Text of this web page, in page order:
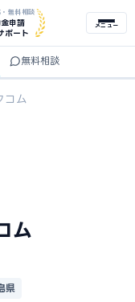
無料相談
申請
ポート
メニュー
無料相談
コム
ム
県